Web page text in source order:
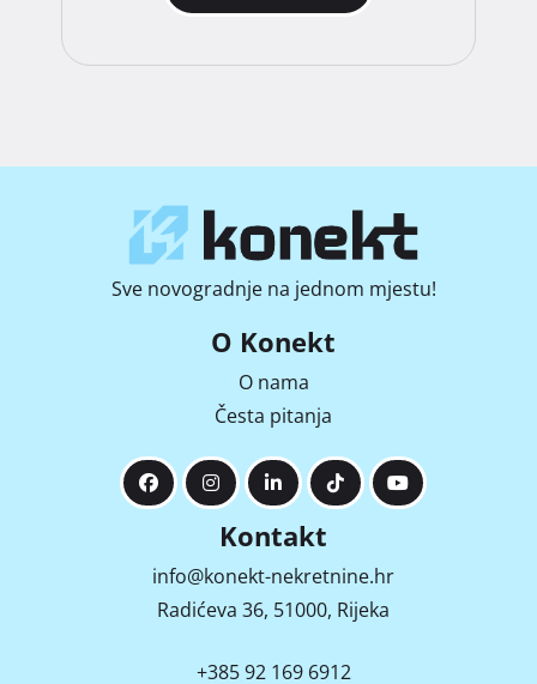
Sve novogradnje na jednom mjestu!
O Konekt
O nama
Česta pitanja
Kontakt
info@konekt-nekretnine.hr
Radićeva 36, 51000, Rijeka
+385 92 169 6912